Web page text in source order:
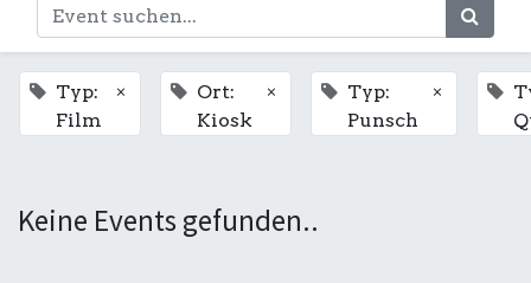
Typ:
Film
×
Ort:
Kiosk
×
Typ:
Punsch
×
Keine Events gefunden..